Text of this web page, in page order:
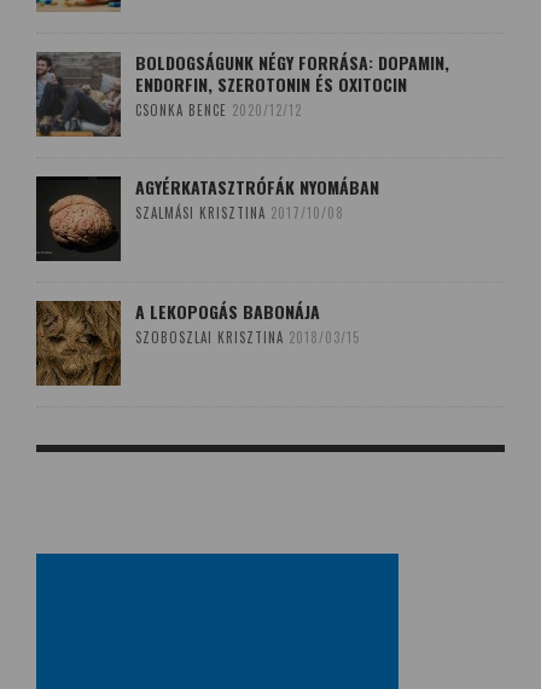
BOLDOGSÁGUNK NÉGY FORRÁSA: DOPAMIN,
ENDORFIN, SZEROTONIN ÉS OXITOCIN
CSONKA BENCE 2020/12/12
AGYÉRKATASZTRÓFÁK NYOMÁBAN
SZALMÁSI KRISZTINA 2017/10/08
A LEKOPOGÁS BABONÁJA
SZOBOSZLAI KRISZTINA 2018/03/15